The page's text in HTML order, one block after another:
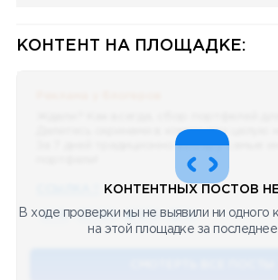
КОНТЕНТ НА ПЛОЩАДКЕ:
Делитесь скринами в комментах целую
За 7 дней традиционно выберу самые
🔥 75 👍🏻 487 ❤️ 875 🥴 19
КОНТЕНТНЫХ ПОСТОВ
В ходе проверки мы не выявили ни одного
на этой площадке за